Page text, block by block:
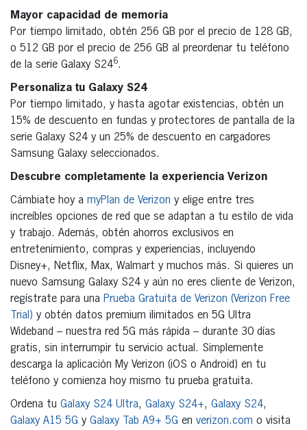
Mayor capacidad de memoria
Por tiempo limitado, obtén 256 GB por el precio de 128 GB,
o 512 GB por el precio de 256 GB al preordenar tu teléfono
de la serie Galaxy S246.
Personaliza tu Galaxy S24
Por tiempo limitado, y hasta agotar existencias, obtén un
15% de descuento en fundas y protectores de pantalla de la
serie Galaxy S24 y un 25% de descuento en cargadores
Samsung Galaxy seleccionados.
Descubre completamente la experiencia Verizon
Cámbiate hoy a myPlan de Verizon y elige entre tres
increíbles opciones de red que se adaptan a tu estilo de vida
y trabajo. Además, obtén ahorros exclusivos en
entretenimiento, compras y experiencias, incluyendo
Disney+, Netflix, Max, Walmart y muchos más. Si quieres un
nuevo Samsung Galaxy S24 y aún no eres cliente de Verizon,
regístrate para una Prueba Gratuita de Verizon (Verizon Free
Trial) y obtén datos premium ilimitados en 5G Ultra
Wideband – nuestra red 5G más rápida – durante 30 días
gratis, sin interrumpir tu servicio actual. Simplemente
descarga la aplicación My Verizon (iOS o Android) en tu
teléfono y comienza hoy mismo tu prueba gratuita.
Ordena tu Galaxy S24 Ultra, Galaxy S24+, Galaxy S24,
Galaxy A15 5G y Galaxy Tab A9+ 5G en verizon.com o visita